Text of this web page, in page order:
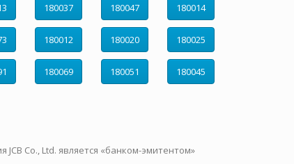
180037 180047 180014
180012 180020 180025
180069 180051 180045
JCB Co., Ltd. является «банком-эмитентом»